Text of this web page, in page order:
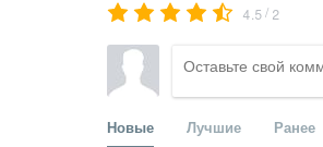
4.5/ 2
Новые Лучшие Ранее